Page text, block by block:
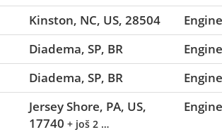
Kinston, NC, US, 28504
Diadema, SP, BR
Diadema, SP, BR
Jersey Shore, PA, US,
17740 + još 2 …